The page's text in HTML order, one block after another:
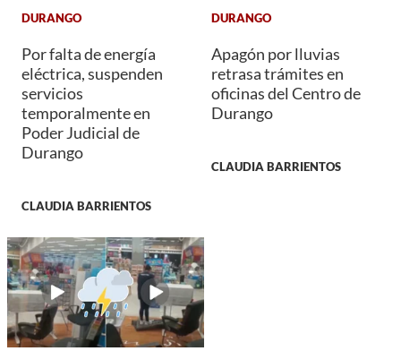
DURANGO
Por falta de energía
eléctrica, suspenden
servicios
temporalmente en
Poder Judicial de
Durango
CLAUDIA BARRIENTOS
DURANGO
Apagón por lluvias
retrasa trámites en
oficinas del Centro de
Durango
CLAUDIA BARRIENTOS